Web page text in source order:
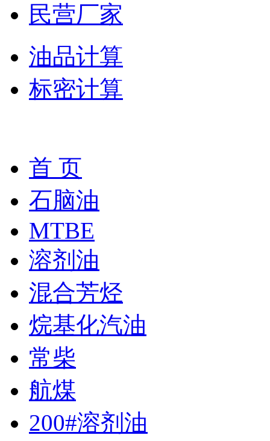
民营厂家
油品计算
标密计算
首 页
石脑油
MTBE
溶剂油
混合芳烃
烷基化汽油
常柴
航煤
200#溶剂油